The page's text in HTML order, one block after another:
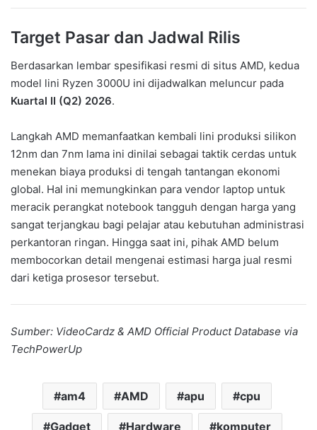
Target Pasar dan Jadwal Rilis
Berdasarkan lembar spesifikasi resmi di situs AMD, kedua
model lini Ryzen 3000U ini dijadwalkan meluncur pada
Kuartal II (Q2) 2026.
Langkah AMD memanfaatkan kembali lini produksi silikon
12nm dan 7nm lama ini dinilai sebagai taktik cerdas untuk
menekan biaya produksi di tengah tantangan ekonomi
global. Hal ini memungkinkan para vendor laptop untuk
meracik perangkat notebook tangguh dengan harga yang
sangat terjangkau bagi pelajar atau kebutuhan administrasi
perkantoran ringan. Hingga saat ini, pihak AMD belum
membocorkan detail mengenai estimasi harga jual resmi
dari ketiga prosesor tersebut.
Sumber: VideoCardz & AMD Official Product Database via
TechPowerUp
am4 AMD apu cpu
Gadget Hardware komputer